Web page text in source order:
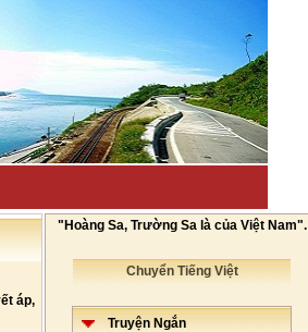
áp,
"Hoàng Sa, Trường Sa là của Việt Nam".
Chuyển Tiếng Việt
Truyện Ngắn